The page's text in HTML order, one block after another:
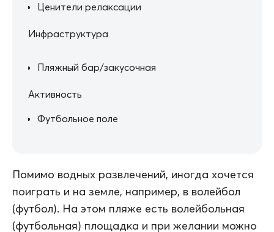
Ценители релаксации
Инфраструктура
Пляжный бар/закусочная
Активность
Футбольное поле
Помимо водных развлечений, иногда хочется
поиграть и на земле, например, в волейбол
(футбол). На этом пляже есть волейбольная
(футбольная) площадка и при желании можно